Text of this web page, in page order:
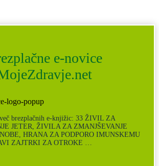
e-novice
brezplačnih e-knjižic: 33 ŽIVIL ZA
JETER, ŽIVILA ZA ZMANJŠEVANJE
HRANA ZA PODPORO IMUNSKEMU
ZAJTRKI ZA OTROKE …